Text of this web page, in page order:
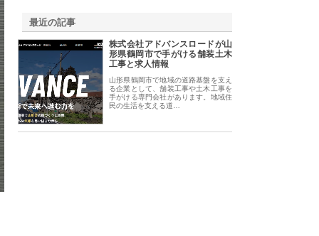
最近の記事
株式会社アドバンスロードが山
形県鶴岡市で手がける舗装土木
工事と求人情報
山形県鶴岡市で地域の道路基盤を支え
る企業として、舗装工事や土木工事を
手がける専門会社があります。地域住
民の生活を支える道…